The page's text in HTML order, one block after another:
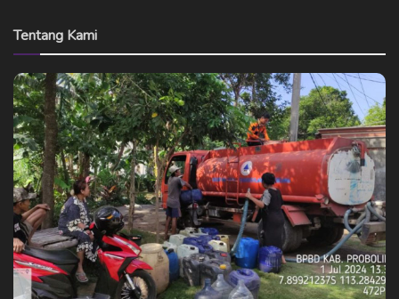
Tentang Kami